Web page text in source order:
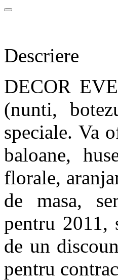
Descriere
DECOR
(nunti,
speciale. Va
baloane,
florale,
de masa,
pentru 2011,
de un
pentru